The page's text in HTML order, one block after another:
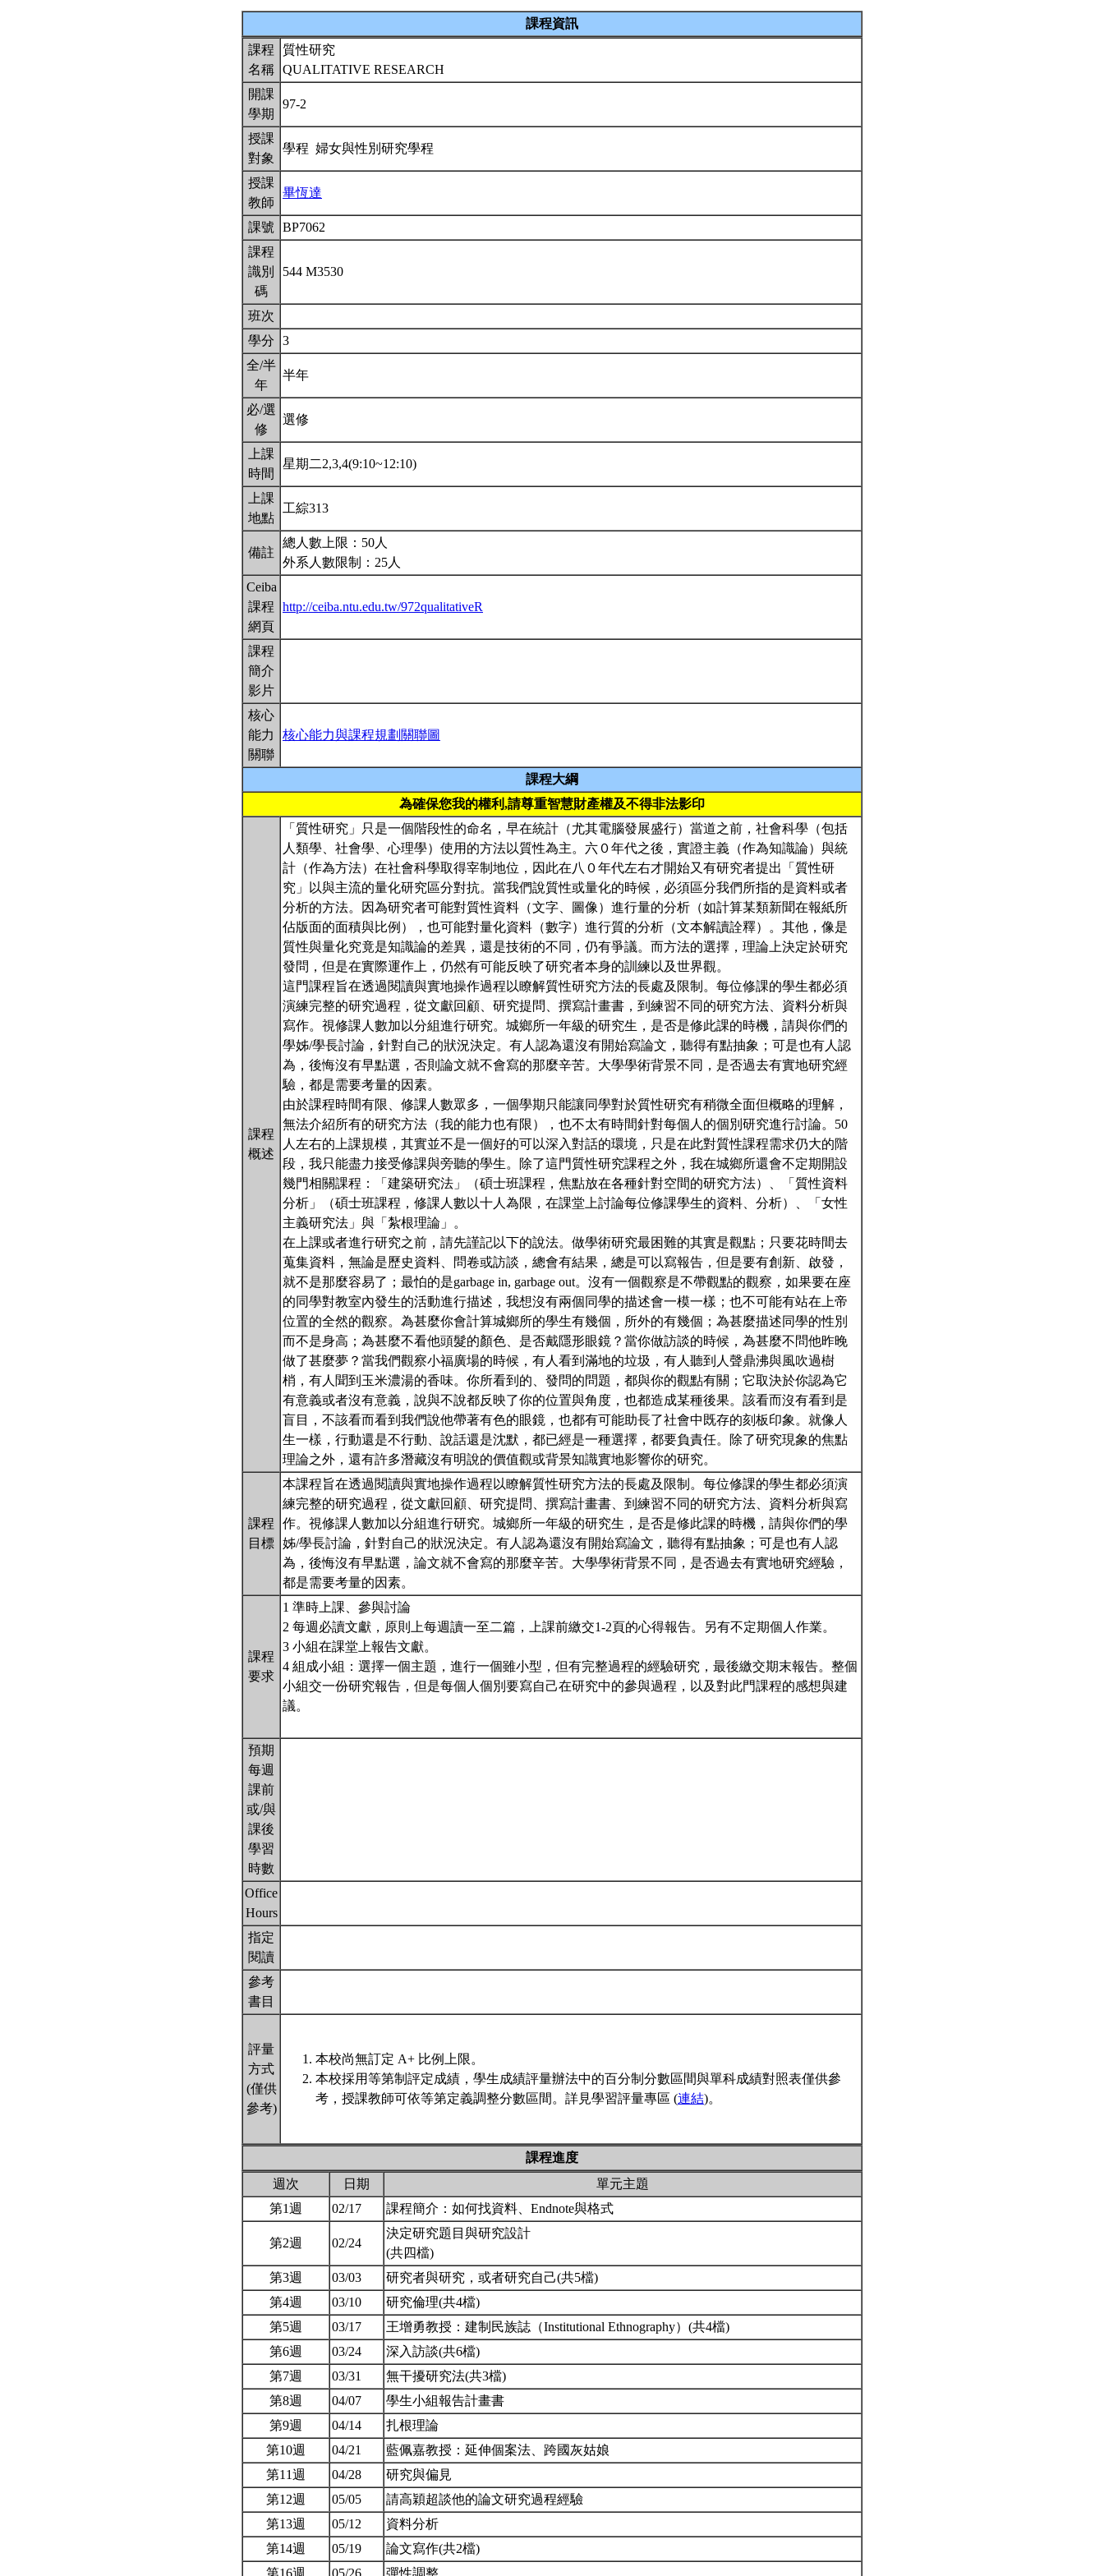
課程資訊
課程
名稱
質性研究
QUALITATIVE RESEARCH
開課
學期
97-2
授課
對象
學程 婦女與性別研究學程
授課
教師
畢恆達
課號
BP7062
課程
識別
碼
544 M3530
班次
學分
3
全/半
年
半年
必/選
修
選修
上課
時間
星期二2,3,4(9:10~12:10)
上課
地點
工綜313
備註
總人數上限：50人
外系人數限制：25人
Ceiba
課程
網頁
http://ceiba.ntu.edu.tw/972qualitativeR
課程
簡介
影片
核心
能力
關聯
核心能力與課程規劃關聯圖
課程大綱
為確保您我的權利,請尊重智慧財產權及不得非法影印
課程
概述
「質性研究」只是一個階段性的命名，早在統計（尤其電腦發展盛行）當道之前，社會科學（包括
人類學、社會學、心理學）使用的方法以質性為主。六０年代之後，實證主義（作為知識論）與統
計（作為方法）在社會科學取得宰制地位，因此在八０年代左右才開始又有研究者提出「質性研
究」以與主流的量化研究區分對抗。當我們說質性或量化的時候，必須區分我們所指的是資料或者
分析的方法。因為研究者可能對質性資料（文字、圖像）進行量的分析（如計算某類新聞在報紙所
佔版面的面積與比例），也可能對量化資料（數字）進行質的分析（文本解讀詮釋）。其他，像是
質性與量化究竟是知識論的差異，還是技術的不同，仍有爭議。而方法的選擇，理論上決定於研究
發問，但是在實際運作上，仍然有可能反映了研究者本身的訓練以及世界觀。
這門課程旨在透過閱讀與實地操作過程以瞭解質性研究方法的長處及限制。每位修課的學生都必須
演練完整的研究過程，從文獻回顧、研究提問、撰寫計畫書，到練習不同的研究方法、資料分析與
寫作。視修課人數加以分組進行研究。城鄉所一年級的研究生，是否是修此課的時機，請與你們的
學姊/學長討論，針對自己的狀況決定。有人認為還沒有開始寫論文，聽得有點抽象；可是也有人認
為，後悔沒有早點選，否則論文就不會寫的那麼辛苦。大學學術背景不同，是否過去有實地研究經
驗，都是需要考量的因素。
由於課程時間有限、修課人數眾多，一個學期只能讓同學對於質性研究有稍微全面但概略的理解，
無法介紹所有的研究方法（我的能力也有限），也不太有時間針對每個人的個別研究進行討論。50
人左右的上課規模，其實並不是一個好的可以深入對話的環境，只是在此對質性課程需求仍大的階
段，我只能盡力接受修課與旁聽的學生。除了這門質性研究課程之外，我在城鄉所還會不定期開設
幾門相關課程：「建築研究法」（碩士班課程，焦點放在各種針對空間的研究方法）、「質性資料
分析」（碩士班課程，修課人數以十人為限，在課堂上討論每位修課學生的資料、分析）、「女性
主義研究法」與「紮根理論」。
在上課或者進行研究之前，請先謹記以下的說法。做學術研究最困難的其實是觀點；只要花時間去
蒐集資料，無論是歷史資料、問卷或訪談，總會有結果，總是可以寫報告，但是要有創新、啟發，
就不是那麼容易了；最怕的是garbage in, garbage out。沒有一個觀察是不帶觀點的觀察，如果要在座
的同學對教室內發生的活動進行描述，我想沒有兩個同學的描述會一模一樣；也不可能有站在上帝
位置的全然的觀察。為甚麼你會計算城鄉所的學生有幾個，所外的有幾個；為甚麼描述同學的性別
而不是身高；為甚麼不看他頭髮的顏色、是否戴隱形眼鏡？當你做訪談的時候，為甚麼不問他昨晚
做了甚麼夢？當我們觀察小福廣場的時候，有人看到滿地的垃圾，有人聽到人聲鼎沸與風吹過樹
梢，有人聞到玉米濃湯的香味。你所看到的、發問的問題，都與你的觀點有關；它取決於你認為它
有意義或者沒有意義，說與不說都反映了你的位置與角度，也都造成某種後果。該看而沒有看到是
盲目，不該看而看到我們說他帶著有色的眼鏡，也都有可能助長了社會中既存的刻板印象。就像人
生一樣，行動還是不行動、說話還是沈默，都已經是一種選擇，都要負責任。除了研究現象的焦點
理論之外，還有許多潛藏沒有明說的價值觀或背景知識實地影響你的研究。
課程
目標
本課程旨在透過閱讀與實地操作過程以瞭解質性研究方法的長處及限制。每位修課的學生都必須演
練完整的研究過程，從文獻回顧、研究提問、撰寫計畫書、到練習不同的研究方法、資料分析與寫
作。視修課人數加以分組進行研究。城鄉所一年級的研究生，是否是修此課的時機，請與你們的學
姊/學長討論，針對自己的狀況決定。有人認為還沒有開始寫論文，聽得有點抽象；可是也有人認
為，後悔沒有早點選，論文就不會寫的那麼辛苦。大學學術背景不同，是否過去有實地研究經驗，
都是需要考量的因素。
課程
要求
1 準時上課、參與討論
2 每週必讀文獻，原則上每週讀一至二篇，上課前繳交1-2頁的心得報告。另有不定期個人作業。
3 小組在課堂上報告文獻。
4 組成小組：選擇一個主題，進行一個雖小型，但有完整過程的經驗研究，最後繳交期末報告。整個
小組交一份研究報告，但是每個人個別要寫自己在研究中的參與過程，以及對此門課程的感想與建
議。
預期
每週
課前
或/與
課後
學習
時數
Office
Hours
指定
閱讀
參考
書目
評量
方式
(僅供
參考)
本校尚無訂定 A+ 比例上限。
本校採用等第制評定成績，學生成績評量辦法中的百分制分數區間與單科成績對照表僅供參
考，授課教師可依等第定義調整分數區間。詳見學習評量專區 (連結)。
課程進度
週次
日期
單元主題
第1週
02/17 課程簡介：如何找資料、Endnote與格式
第2週 02/24
決定研究題目與研究設計
(共四檔)
第3週
03/03
研究者與研究，或者研究自己(共5檔)
第4週
03/10
研究倫理(共4檔)
第5週
03/17
王增勇教授：建制民族誌（Institutional Ethnography）(共4檔)
第6週
03/24
深入訪談(共6檔)
第7週
03/31
無干擾研究法(共3檔)
第8週
04/07
學生小組報告計畫書
第9週
04/14
扎根理論
第10週
04/21
藍佩嘉教授：延伸個案法、跨國灰姑娘
第11週
04/28
研究與偏見
第12週
05/05
請高穎超談他的論文研究過程經驗
第13週
05/12
資料分析
第14週
05/19
論文寫作(共2檔)
第16週
05/26 彈性調整